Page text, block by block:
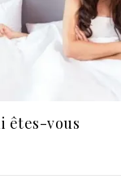
êtes-vous